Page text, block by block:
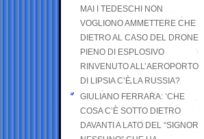
MAI I TEDESCHI NON
VOGLIONO AMMETTERE CHE
DIETRO AL CASO DEL DRONE
PIENO DI ESPLOSIVO
RINVENUTO ALL’AEROPORTO
DI LIPSIA C’È LA RUSSIA?
GIULIANO FERRARA: ’CHE
COSA C’È SOTTO DIETRO
DAVANTI A LATO DEL “SIGNOR